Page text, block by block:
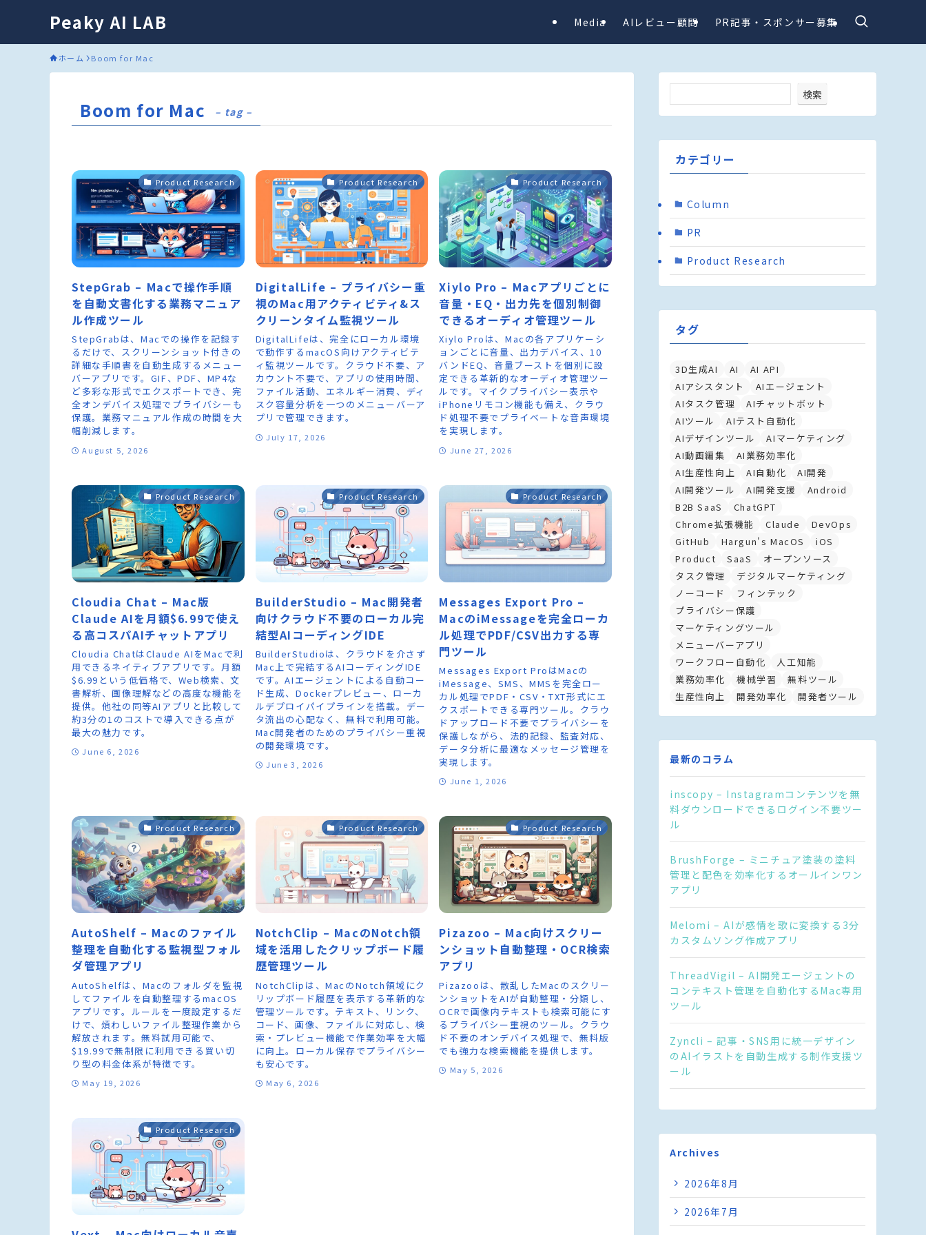
Peaky AI LAB Media AIレビュー顧問 PR記事・スポンサー募集
ホーム Boom for Mac
Boom for Mac – tag –
Product Research
StepGrab – Macで操作手順
を自動文書化する業務マニュア
ル作成ツール
StepGrabは、Macでの操作を記録す
るだけで、スクリーンショット付きの
詳細な手順書を自動生成するメニュー
バーアプリです。GIF、PDF、MP4な
ど多彩な形式でエクスポートでき、完
全オンデバイス処理でプライバシーも
保護。業務マニュアル作成の時間を大
幅削減します。
August 5, 2026
Product Research
DigitalLife – プライバシー重
視のMac用アクティビティ&ス
クリーンタイム監視ツール
DigitalLifeは、完全にローカル環境
で動作するmacOS向けアクティビテ
ィ監視ツールです。クラウド不要、ア
カウント不要で、アプリの使用時間、
ファイル活動、エネルギー消費、ディ
スク容量分析を一つのメニューバーア
プリで管理できます。
July 17, 2026
Product Research
Xiylo Pro – Macアプリごとに
音量・EQ・出力先を個別制御
できるオーディオ管理ツール
Xiylo Proは、Macの各アプリケーシ
ョンごとに音量、出力デバイス、10
バンドEQ、音量ブーストを個別に設
定できる革新的なオーディオ管理ツー
ルです。マイクプライバシー表示や
iPhoneリモコン機能も備え、クラウ
ド処理不要でプライベートな音声環境
を実現します。
June 27, 2026
Product Research
Cloudia Chat – Mac版
Claude AIを月額$6.99で使え
る高コスパAIチャットアプリ
Cloudia ChatはClaude AIをMacで利
用できるネイティブアプリです。月額
$6.99という低価格で、Web検索、文
書解析、画像理解などの高度な機能を
提供。他社の同等AIアプリと比較して
約3分の1のコストで導入できる点が
最大の魅力です。
June 6, 2026
Product Research
BuilderStudio – Mac開発者
向けクラウド不要のローカル完
結型AIコーディングIDE
BuilderStudioは、クラウドを介さず
Mac上で完結するAIコーディングIDE
です。AIエージェントによる自動コー
ド生成、Dockerプレビュー、ローカ
ルデプロイパイプラインを搭載。デー
タ流出の心配なく、無料で利用可能。
Mac開発者のためのプライバシー重視
の開発環境です。
June 3, 2026
Product Research
Messages Export Pro –
MacのiMessageを完全ローカ
ル処理でPDF/CSV出力する専
門ツール
Messages Export ProはMacの
iMessage、SMS、MMSを完全ロー
カル処理でPDF・CSV・TXT形式にエ
クスポートできる専門ツール。クラウ
ドアップロード不要でプライバシーを
保護しながら、法的記録、監査対応、
データ分析に最適なメッセージ管理を
実現します。
June 1, 2026
Product Research
AutoShelf – Macのファイル
整理を自動化する監視型フォル
ダ管理アプリ
AutoShelfは、Macのフォルダを監視
してファイルを自動整理するmacOS
アプリです。ルールを一度設定するだ
けで、煩わしいファイル整理作業から
解放されます。無料試用可能で、
$19.99で無制限に利用できる買い切
り型の料金体系が特徴です。
May 19, 2026
Product Research
NotchClip – MacのNotch領
域を活用したクリップボード履
歴管理ツール
NotchClipは、MacのNotch領域にク
リップボード履歴を表示する革新的な
管理ツールです。テキスト、リンク、
コード、画像、ファイルに対応し、検
索・プレビュー機能で作業効率を大幅
に向上。ローカル保存でプライバシー
も安心です。
May 6, 2026
Product Research
Pizazoo – Mac向けスクリー
ンショット自動整理・OCR検索
アプリ
Pizazooは、散乱したMacのスクリー
ンショットをAIが自動整理・分類し、
OCRで画像内テキストも検索可能にす
るプライバシー重視のツール。クラウ
ド不要のオンデバイス処理で、無料版
でも強力な検索機能を提供します。
May 5, 2026
Product Research
検索
カテゴリー
Column
PR
Product Research
タグ
3D生成AI AI
AI API
AIアシスタント
AIエージェント
AIタスク管理
AIチャットボット
AIツール
AIテスト自動化
AIデザインツール
AIマーケティング
AI動画編集
AI業務効率化
AI生産性向上
AI自動化
AI開発
AI開発ツール
AI開発支援
Android
B2B SaaS
ChatGPT
Chrome拡張機能
Claude
DevOps
GitHub
Hargun's MacOS
iOS
Product
SaaS
オープンソース
タスク管理
デジタルマーケティング
ノーコード
フィンテック
プライバシー保護
マーケティングツール
メニューバーアプリ
ワークフロー自動化
人工知能
業務効率化
機械学習
無料ツール
生産性向上
開発効率化 開発者ツール
最新のコラム
inscopy – Instagramコンテンツを無
料ダウンロードできるログイン不要ツー
ル
BrushForge – ミニチュア塗装の塗料
管理と配色を効率化するオールインワン
アプリ
Melomi – AIが感情を歌に変換する3分
カスタムソング作成アプリ
ThreadVigil – AI開発エージェントの
コンテキスト管理を自動化するMac専用
ツール
Zyncli – 記事・SNS用に統一デザイン
のAIイラストを自動生成する制作支援ツ
ール
Archives
2026年8月
2026年7月